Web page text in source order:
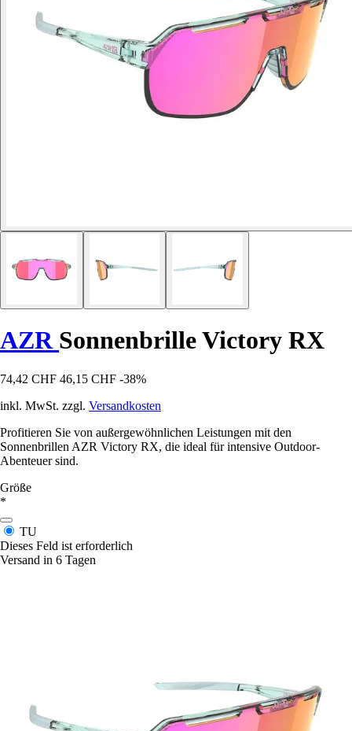
AZR Sonnenbrille Victory RX
74,42 CHF 46,15 CHF -38%
inkl. MwSt. zzgl. Versandkosten
Profitieren Sie von außergewöhnlichen Leistungen mit den
Sonnenbrillen AZR Victory RX, die ideal für intensive Outdoor-
Abenteuer sind.
Größe
*
TU
Dieses Feld ist erforderlich
Versand in 6 Tagen